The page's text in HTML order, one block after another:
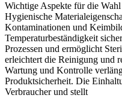
Wichtige Aspekte für die
Hygienische
Kontaminationen und
Temperaturbeständigkeit
Prozessen und ermöglicht
erleichtert die Reinigung und
Wartung und Kontrolle
Produktsicherheit. Die
Verbraucher und stellt